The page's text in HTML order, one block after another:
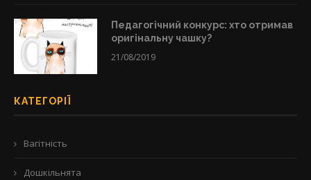
Педагогічний конкурс: хто отримав
оригінальну чашку?
21/08/2019
КАТЕГОРІЇ
Вагітність
Дошкільнята